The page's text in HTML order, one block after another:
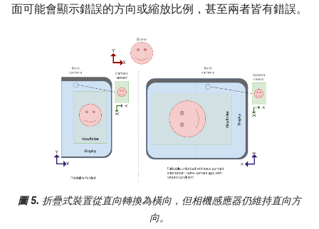
面可能會顯示錯誤的方向或縮放比例，甚至兩者皆有錯誤。
圖 5. 折疊式裝置從直向轉換為橫向，但相機感應器仍維持直向方
向。